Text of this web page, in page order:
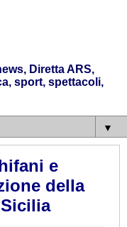
Diretta ARS,
sport, spettacoli,
▼
e
della